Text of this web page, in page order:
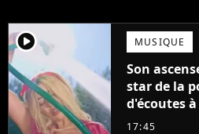
player2 MUSIQUE
Son
star de la
d'écoutes
pensais ne
17:45